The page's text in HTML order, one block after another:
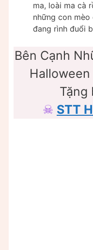
ma, loài ma cà
những con
đang rình đuổi
Bên Cạnh
Tặng
☠ STT